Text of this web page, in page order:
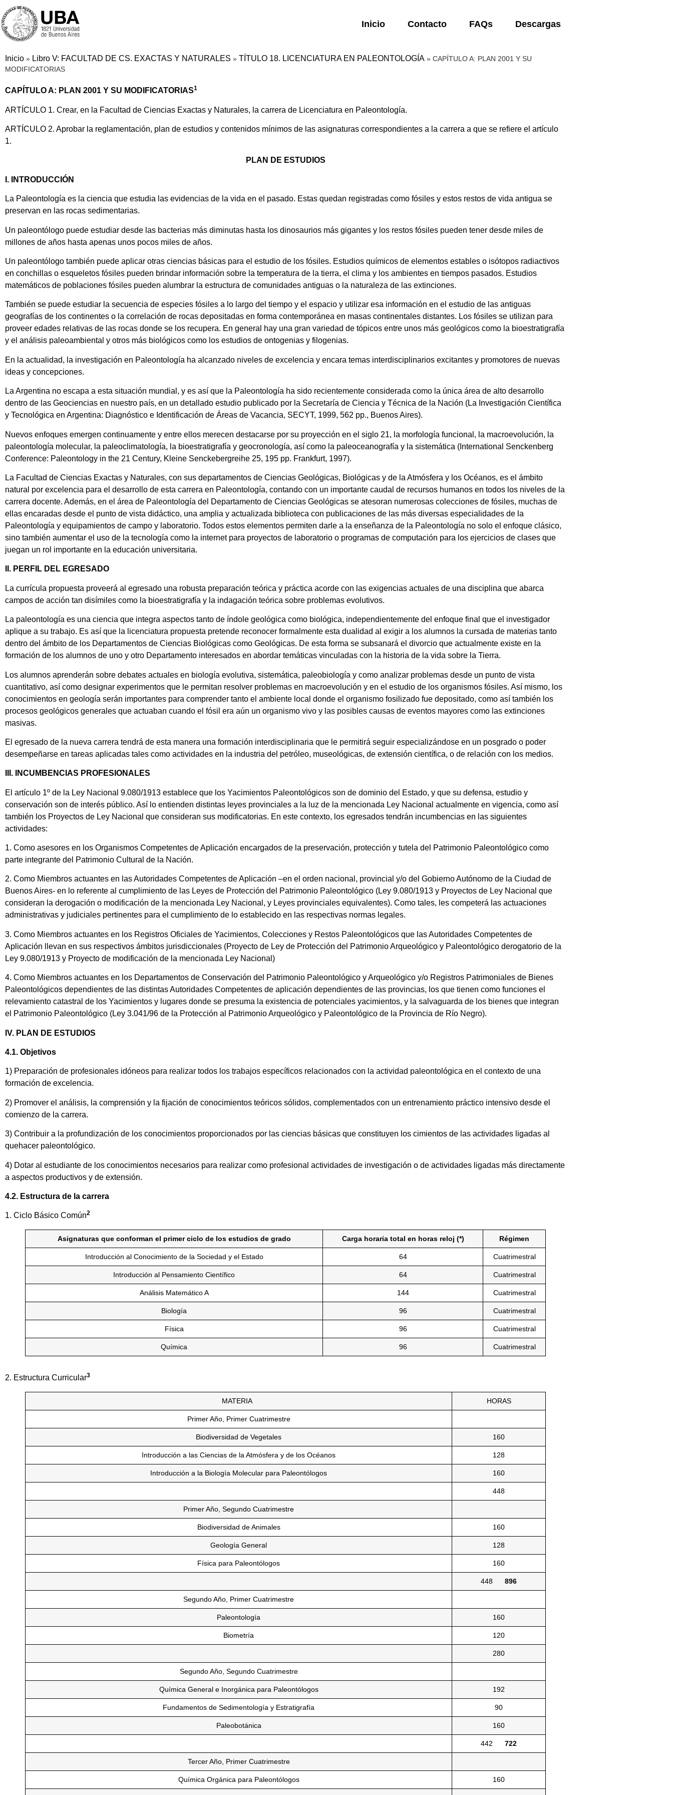
Inicio Contacto FAQs Descargas
Inicio » Libro V: FACULTAD DE CS. EXACTAS Y NATURALES » TÍTULO 18. LICENCIATURA EN PALEONTOLOGÍA » CAPÍTULO A: PLAN 2001 Y SU
MODIFICATORIAS
CAPÍTULO A: PLAN 2001 Y SU MODIFICATORIAS1
ARTÍCULO 1. Crear, en la Facultad de Ciencias Exactas y Naturales, la carrera de Licenciatura en Paleontología.
ARTÍCULO 2. Aprobar la reglamentación, plan de estudios y contenidos mínimos de las asignaturas correspondientes a la carrera a que se refiere el artículo
1.
PLAN DE ESTUDIOS
I. INTRODUCCIÓN
La Paleontología es la ciencia que estudia las evidencias de la vida en el pasado. Estas quedan registradas como fósiles y estos restos de vida antigua se
preservan en las rocas sedimentarias.
Un paleontólogo puede estudiar desde las bacterias más diminutas hasta los dinosaurios más gigantes y los restos fósiles pueden tener desde miles de
millones de años hasta apenas unos pocos miles de años.
Un paleontólogo también puede aplicar otras ciencias básicas para el estudio de los fósiles. Estudios químicos de elementos estables o isótopos radiactivos
en conchillas o esqueletos fósiles pueden brindar información sobre la temperatura de la tierra, el clima y los ambientes en tiempos pasados. Estudios
matemáticos de poblaciones fósiles pueden alumbrar la estructura de comunidades antiguas o la naturaleza de las extinciones.
También se puede estudiar la secuencia de especies fósiles a lo largo del tiempo y el espacio y utilizar esa información en el estudio de las antiguas
geografías de los continentes o la correlación de rocas depositadas en forma contemporánea en masas continentales distantes. Los fósiles se utilizan para
proveer edades relativas de las rocas donde se los recupera. En general hay una gran variedad de tópicos entre unos más geológicos como la bioestratigrafía
y el análisis paleoambiental y otros más biológicos como los estudios de ontogenias y filogenias.
En la actualidad, la investigación en Paleontología ha alcanzado niveles de excelencia y encara temas interdisciplinarios excitantes y promotores de nuevas
ideas y concepciones.
La Argentina no escapa a esta situación mundial, y es así que la Paleontología ha sido recientemente considerada como la única área de alto desarrollo
dentro de las Geociencias en nuestro país, en un detallado estudio publicado por la Secretaría de Ciencia y Técnica de la Nación (La Investigación Científica
y Tecnológica en Argentina: Diagnóstico e Identificación de Áreas de Vacancia, SECYT, 1999, 562 pp., Buenos Aires).
Nuevos enfoques emergen continuamente y entre ellos merecen destacarse por su proyección en el siglo 21, la morfología funcional, la macroevolución, la
paleontología molecular, la paleoclimatología, la bioestratigrafía y geocronología, así como la paleoceanografía y la sistemática (International Senckenberg
Conference: Paleontology in the 21 Century, Kleine Senckebergreihe 25, 195 pp. Frankfurt, 1997).
La Facultad de Ciencias Exactas y Naturales, con sus departamentos de Ciencias Geológicas, Biológicas y de la Atmósfera y los Océanos, es el ámbito
natural por excelencia para el desarrollo de esta carrera en Paleontología, contando con un importante caudal de recursos humanos en todos los niveles de la
carrera docente. Además, en el área de Paleontología del Departamento de Ciencias Geológicas se atesoran numerosas colecciones de fósiles, muchas de
ellas encaradas desde el punto de vista didáctico, una amplia y actualizada biblioteca con publicaciones de las más diversas especialidades de la
Paleontología y equipamientos de campo y laboratorio. Todos estos elementos permiten darle a la enseñanza de la Paleontología no solo el enfoque clásico,
sino también aumentar el uso de la tecnología como la internet para proyectos de laboratorio o programas de computación para los ejercicios de clases que
juegan un rol importante en la educación universitaria.
II. PERFIL DEL EGRESADO
La currícula propuesta proveerá al egresado una robusta preparación teórica y práctica acorde con las exigencias actuales de una disciplina que abarca
campos de acción tan disímiles como la bioestratigrafía y la indagación teórica sobre problemas evolutivos.
La paleontología es una ciencia que integra aspectos tanto de índole geológica como biológica, independientemente del enfoque final que el investigador
aplique a su trabajo. Es así que la licenciatura propuesta pretende reconocer formalmente esta dualidad al exigir a los alumnos la cursada de materias tanto
dentro del ámbito de los Departamentos de Ciencias Biológicas como Geológicas. De esta forma se subsanará el divorcio que actualmente existe en la
formación de los alumnos de uno y otro Departamento interesados en abordar temáticas vinculadas con la historia de la vida sobre la Tierra.
Los alumnos aprenderán sobre debates actuales en biología evolutiva, sistemática, paleobiología y como analizar problemas desde un punto de vista
cuantitativo, así como designar experimentos que le permitan resolver problemas en macroevolución y en el estudio de los organismos fósiles. Así mismo, los
conocimientos en geología serán importantes para comprender tanto el ambiente local donde el organismo fosilizado fue depositado, como así también los
procesos geológicos generales que actuaban cuando el fósil era aún un organismo vivo y las posibles causas de eventos mayores como las extinciones
masivas.
El egresado de la nueva carrera tendrá de esta manera una formación interdisciplinaria que le permitirá seguir especializándose en un posgrado o poder
desempeñarse en tareas aplicadas tales como actividades en la industria del petróleo, museológicas, de extensión científica, o de relación con los medios.
III. INCUMBENCIAS PROFESIONALES
El artículo 1º de la Ley Nacional 9.080/1913 establece que los Yacimientos Paleontológicos son de dominio del Estado, y que su defensa, estudio y
conservación son de interés público. Así lo entienden distintas leyes provinciales a la luz de la mencionada Ley Nacional actualmente en vigencia, como así
también los Proyectos de Ley Nacional que consideran sus modificatorias. En este contexto, los egresados tendrán incumbencias en las siguientes
actividades:
1. Como asesores en los Organismos Competentes de Aplicación encargados de la preservación, protección y tutela del Patrimonio Paleontológico como
parte integrante del Patrimonio Cultural de la Nación.
2. Como Miembros actuantes en las Autoridades Competentes de Aplicación –en el orden nacional, provincial y/o del Gobierno Autónomo de la Ciudad de
Buenos Aires- en lo referente al cumplimiento de las Leyes de Protección del Patrimonio Paleontológico (Ley 9.080/1913 y Proyectos de Ley Nacional que
consideran la derogación o modificación de la mencionada Ley Nacional, y Leyes provinciales equivalentes). Como tales, les competerá las actuaciones
administrativas y judiciales pertinentes para el cumplimiento de lo establecido en las respectivas normas legales.
3. Como Miembros actuantes en los Registros Oficiales de Yacimientos, Colecciones y Restos Paleontológicos que las Autoridades Competentes de
Aplicación llevan en sus respectivos ámbitos jurisdiccionales (Proyecto de Ley de Protección del Patrimonio Arqueológico y Paleontológico derogatorio de la
Ley 9.080/1913 y Proyecto de modificación de la mencionada Ley Nacional)
4. Como Miembros actuantes en los Departamentos de Conservación del Patrimonio Paleontológico y Arqueológico y/o Registros Patrimoniales de Bienes
Paleontológicos dependientes de las distintas Autoridades Competentes de aplicación dependientes de las provincias, los que tienen como funciones el
relevamiento catastral de los Yacimientos y lugares donde se presuma la existencia de potenciales yacimientos, y la salvaguarda de los bienes que integran
el Patrimonio Paleontológico (Ley 3.041/96 de la Protección al Patrimonio Arqueológico y Paleontológico de la Provincia de Río Negro).
IV. PLAN DE ESTUDIOS
4.1. Objetivos
1) Preparación de profesionales idóneos para realizar todos los trabajos específicos relacionados con la actividad paleontológica en el contexto de una
formación de excelencia.
2) Promover el análisis, la comprensión y la fijación de conocimientos teóricos sólidos, complementados con un entrenamiento práctico intensivo desde el
comienzo de la carrera.
3) Contribuir a la profundización de los conocimientos proporcionados por las ciencias básicas que constituyen los cimientos de las actividades ligadas al
quehacer paleontológico.
4) Dotar al estudiante de los conocimientos necesarios para realizar como profesional actividades de investigación o de actividades ligadas más directamente
a aspectos productivos y de extensión.
4.2. Estructura de la carrera
1. Ciclo Básico Común2
Asignaturas que conforman el primer ciclo de los estudios de grado Carga horaria total en horas reloj (*) Régimen
Introducción al Conocimiento de la Sociedad y el Estado 64 Cuatrimestral
Introducción al Pensamiento Científico 64 Cuatrimestral
Análisis Matemático A 144 Cuatrimestral
Biología 96 Cuatrimestral
Física 96 Cuatrimestral
Química 96 Cuatrimestral
2. Estructura Curricular3
MATERIA HORAS
Primer Año, Primer Cuatrimestre
Biodiversidad de Vegetales 160
Introducción a las Ciencias de la Atmósfera y de los Océanos 128
Introducción a la Biología Molecular para Paleontólogos 160
448
Primer Año, Segundo Cuatrimestre
Biodiversidad de Animales 160
Geología General 128
Física para Paleontólogos 160
448 896
Segundo Año, Primer Cuatrimestre
Paleontología 160
Biometría 120
280
Segundo Año, Segundo Cuatrimestre
Química General e Inorgánica para Paleontólogos 192
Fundamentos de Sedimentología y Estratigrafía 90
Paleobotánica 160
442 722
Tercer Año, Primer Cuatrimestre
Química Orgánica para Paleontólogos 160